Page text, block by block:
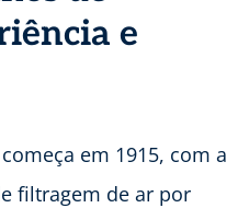
e
começa em 1915, com a
filtragem de ar por